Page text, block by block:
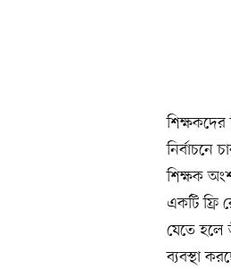
শিক্ষকদের
নির্বাচনে
শিক্ষক
একটি ফ্রি
যেতে হলে
ব্যবস্থা